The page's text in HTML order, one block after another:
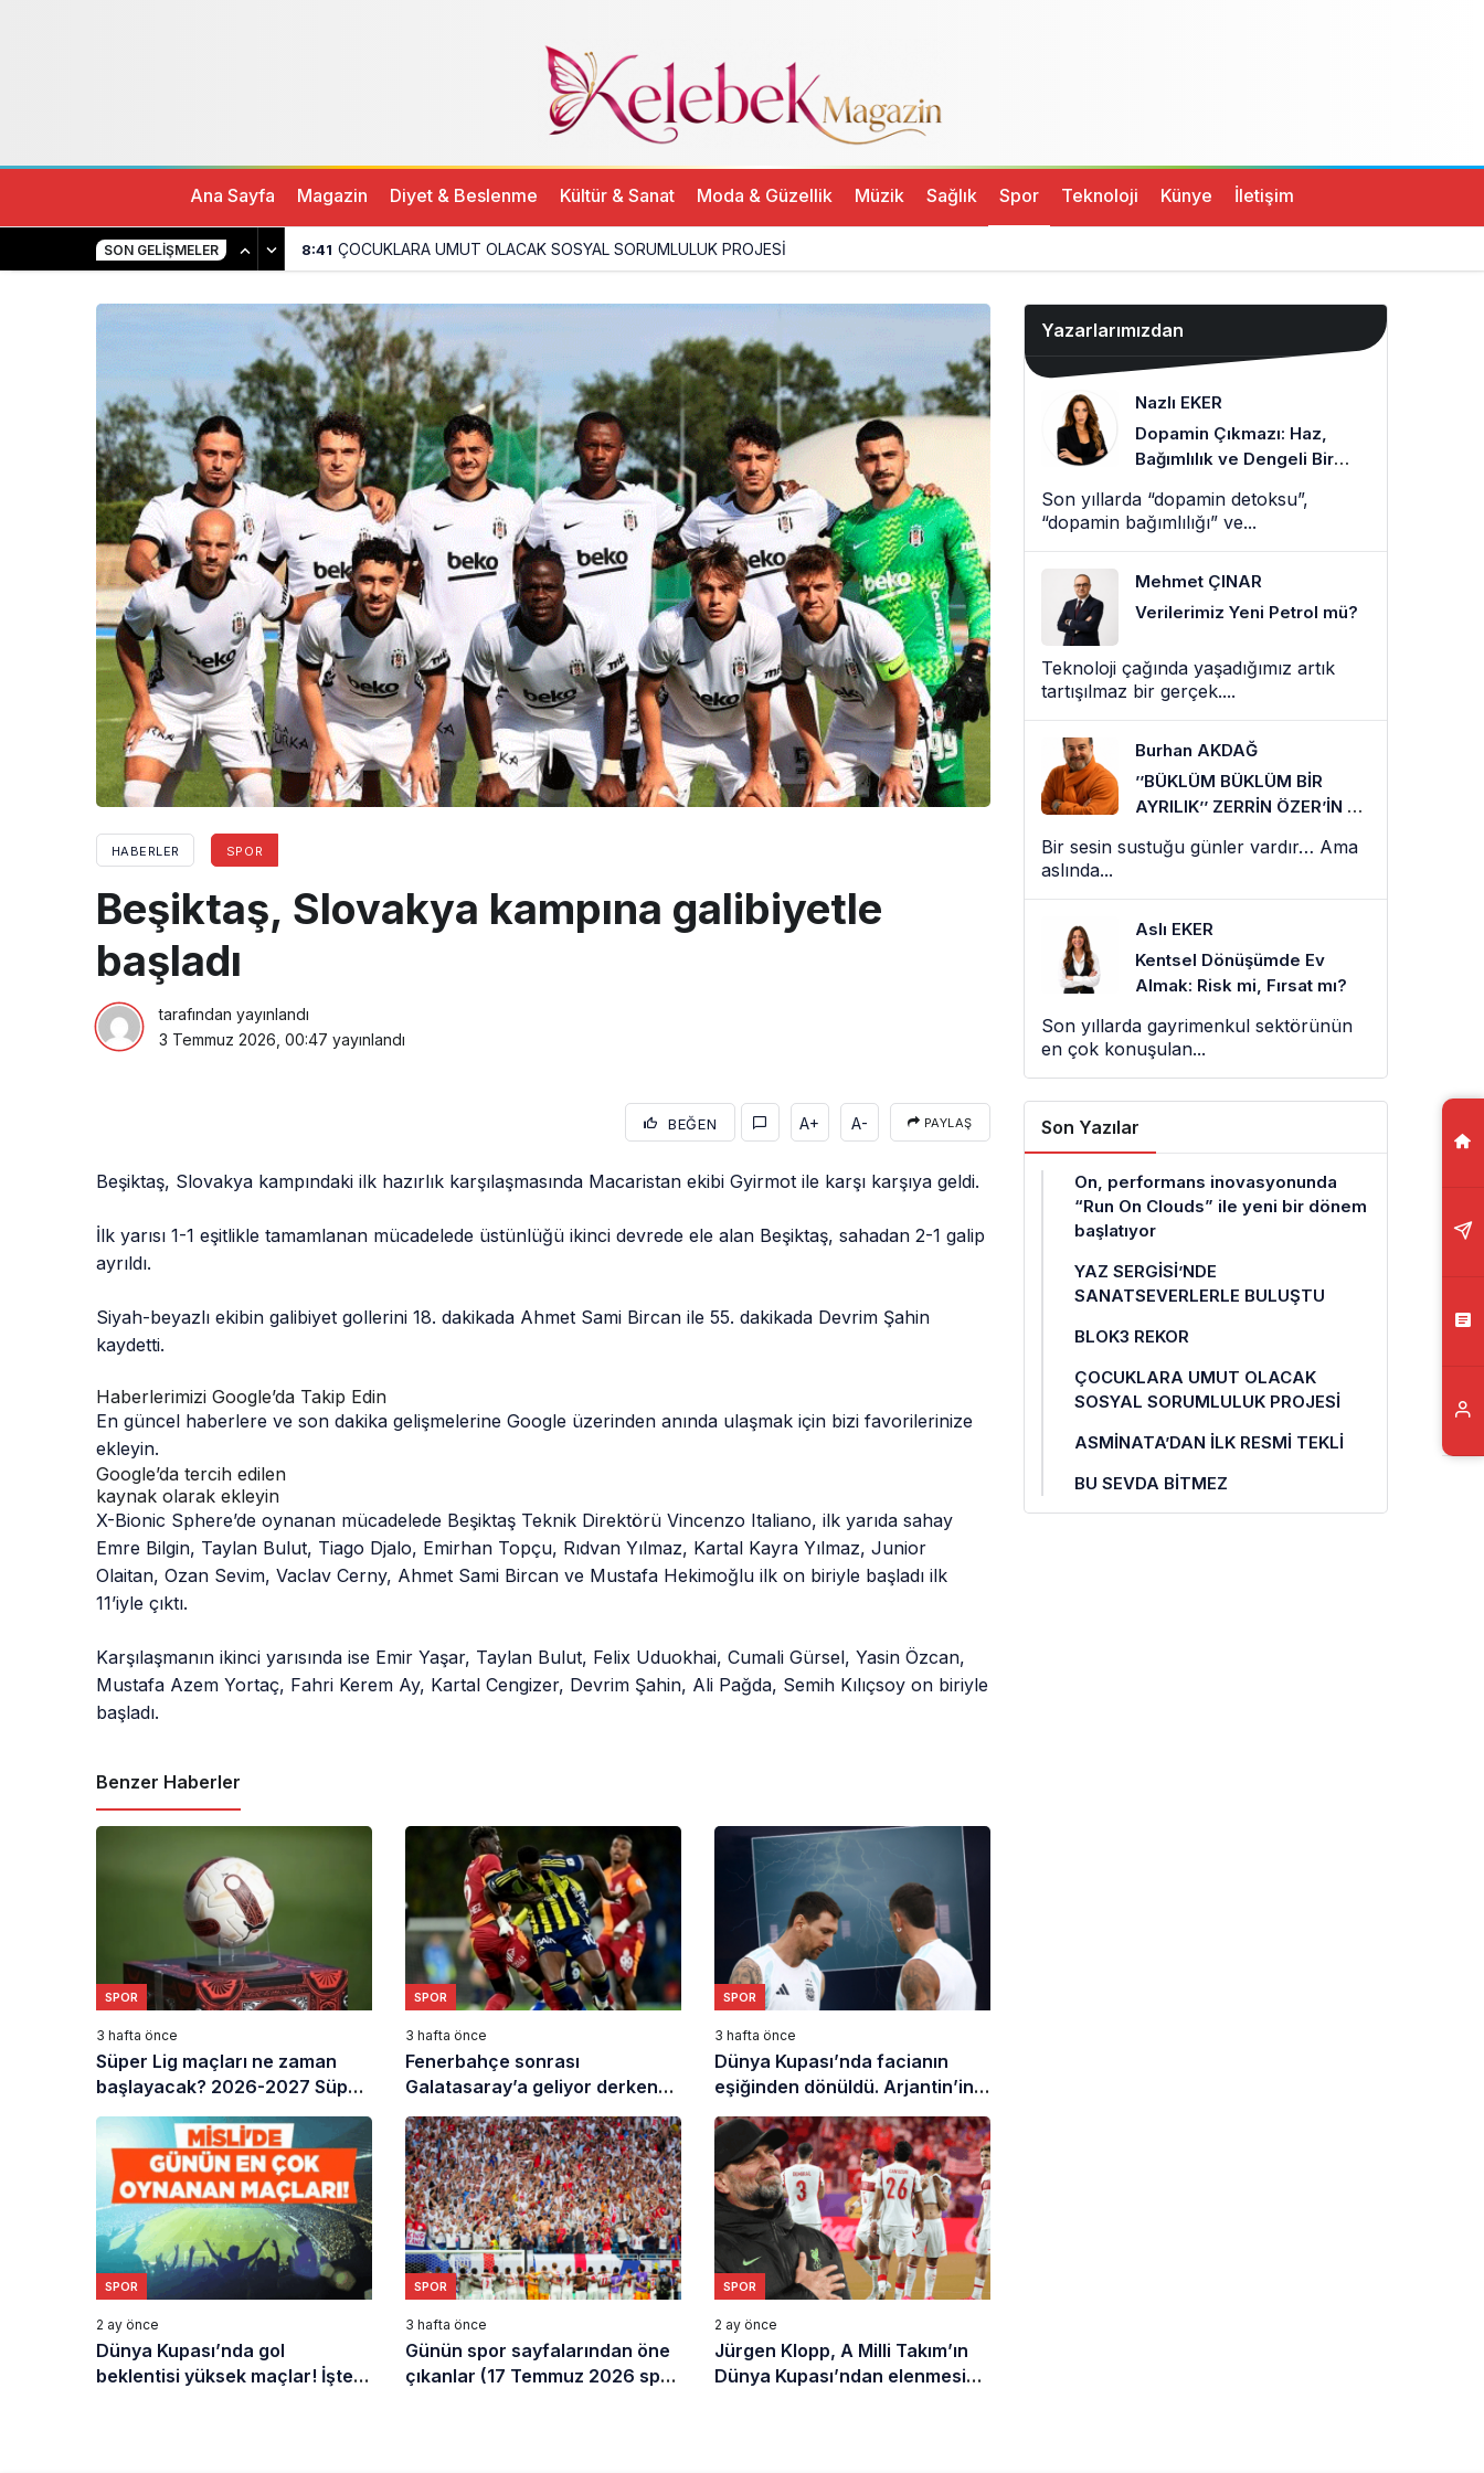
Ana Sayfa Magazin Diyet & Beslenme Kültür & Sanat Moda & Güzellik Müzik Sağlık Spor Teknoloji Künye İletişim
SON GELIŞMELER 8:41 ÇOCUKLARA UMUT OLACAK SOSYAL SORUMLULUK PROJESİ
HABERLER SPOR
Beşiktaş, Slovakya kampına galibiyetle
başladı
tarafından yayınlandı
3 Temmuz 2026, 00:47 yayınlandı
BEĞEN A+ A- PAYLAŞ
Beşiktaş, Slovakya kampındaki ilk hazırlık karşılaşmasında Macaristan ekibi Gyirmot ile karşı karşıya geldi.
İlk yarısı 1-1 eşitlikle tamamlanan mücadelede üstünlüğü ikinci devrede ele alan Beşiktaş, sahadan 2-1 galip
ayrıldı.
Siyah-beyazlı ekibin galibiyet gollerini 18. dakikada Ahmet Sami Bircan ile 55. dakikada Devrim Şahin
kaydetti.
Haberlerimizi Google’da Takip Edin
En güncel haberlere ve son dakika gelişmelerine Google üzerinden anında ulaşmak için bizi favorilerinize
ekleyin.
Google’da tercih edilen
kaynak olarak ekleyin
X-Bionic Sphere’de oynanan mücadelede Beşiktaş Teknik Direktörü Vincenzo Italiano, ilk yarıda sahay
Emre Bilgin, Taylan Bulut, Tiago Djalo, Emirhan Topçu, Rıdvan Yılmaz, Kartal Kayra Yılmaz, Junior
Olaitan, Ozan Sevim, Vaclav Cerny, Ahmet Sami Bircan ve Mustafa Hekimoğlu ilk on biriyle başladı ilk
11’iyle çıktı.
Karşılaşmanın ikinci yarısında ise Emir Yaşar, Taylan Bulut, Felix Uduokhai, Cumali Gürsel, Yasin Özcan,
Mustafa Azem Yortaç, Fahri Kerem Ay, Kartal Cengizer, Devrim Şahin, Ali Pağda, Semih Kılıçsoy on biriyle
başladı.
Benzer Haberler
SPOR
3 hafta önce
Süper Lig maçları ne zaman
başlayacak? 2026-2027 Süper
Lig başlangıç tarihi
SPOR
3 hafta önce
Fenerbahçe sonrası
Galatasaray’a geliyor derken
bambaşka takıma gidiyor
SPOR
3 hafta önce
Dünya Kupası’nda facianın
eşiğinden dönüldü. Arjantin’in
sahasına yıldırım düştü
SPOR
2 ay önce
Dünya Kupası’nda gol
beklentisi yüksek maçlar! İşte
SPOR
3 hafta önce
Günün spor sayfalarından öne
çıkanlar (17 Temmuz 2026 spor
SPOR
2 ay önce
Jürgen Klopp, A Milli Takım’ın
Dünya Kupası’ndan elenmesini
Yazarlarımızdan
Nazlı EKER
Dopamin Çıkmazı: Haz,
Bağımlılık ve Dengeli Bir
Son yıllarda “dopamin detoksu”,
“dopamin bağımlılığı” ve...
Mehmet ÇINAR
Verilerimiz Yeni Petrol mü?
Teknoloji çağında yaşadığımız artık
tartışılmaz bir gerçek....
Burhan AKDAĞ
’’BÜKLÜM BÜKLÜM BİR
AYRILIK’’ ZERRİN ÖZER’İN EN
Bir sesin sustuğu günler vardır… Ama
aslında...
Aslı EKER
Kentsel Dönüşümde Ev
Almak: Risk mi, Fırsat mı?
Son yıllarda gayrimenkul sektörünün
en çok konuşulan...
Son Yazılar
On, performans inovasyonunda
“Run On Clouds” ile yeni bir dönem
başlatıyor
YAZ SERGİSİ’NDE
SANATSEVERLERLE BULUŞTU
BLOK3 REKOR
ÇOCUKLARA UMUT OLACAK
SOSYAL SORUMLULUK PROJESİ
ASMİNATA’DAN İLK RESMİ TEKLİ
BU SEVDA BİTMEZ